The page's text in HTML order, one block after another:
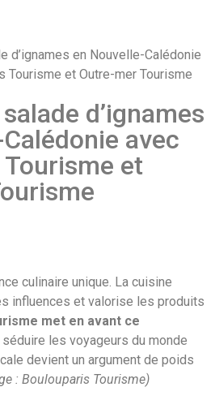
d’ignames en Nouvelle-Calédonie
Tourisme et Outre-mer Tourisme
d’ignames
avec
et
culinaire unique. La cuisine
influences et valorise les produits
met en avant ce
séduire les voyageurs du monde
devient un argument de poids
: Boulouparis Tourisme)